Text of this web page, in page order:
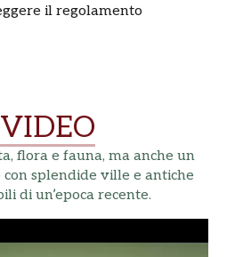
il regolamento
flora e fauna, ma anche un
splendide ville e antiche
di un’epoca recente.